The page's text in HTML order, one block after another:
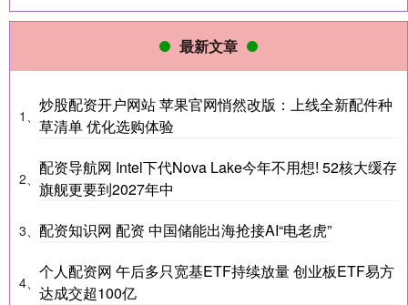
最新文章
1、
炒股配资开户网站 苹果官网悄然改版：上线全新配件种
草清单 优化选购体验
2、
配资导航网 Intel下代Nova Lake今年不用想! 52核大缓存
旗舰更要到2027年中
3、 配资知识网 配资 中国储能出海抢接AI“电老虎”
4、
个人配资网 午后多只宽基ETF持续放量 创业板ETF易方
达成交超100亿